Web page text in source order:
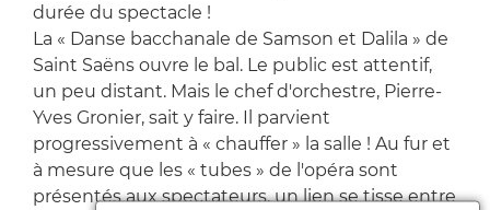
durée du spectacle !
La « Danse bacchanale de Samson et Dalila » de
Saint Saëns ouvre le bal. Le public est attentif,
un peu distant. Mais le chef d'orchestre, Pierre-
Yves Gronier, sait y faire. Il parvient
progressivement à « chauffer » la salle ! Au fur et
à mesure que les « tubes » de l'opéra sont
présentés aux spectateurs, un lien se tisse entre